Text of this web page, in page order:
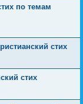
по темам
стих
стих